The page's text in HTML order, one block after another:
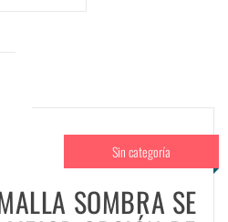
Sin categoría
SOMBRA SE